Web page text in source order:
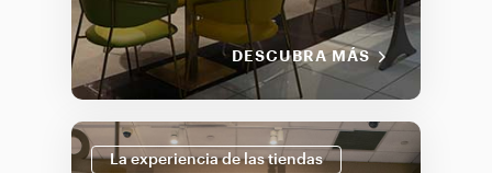
DESCUBRA MÁS
La experiencia de las tiendas